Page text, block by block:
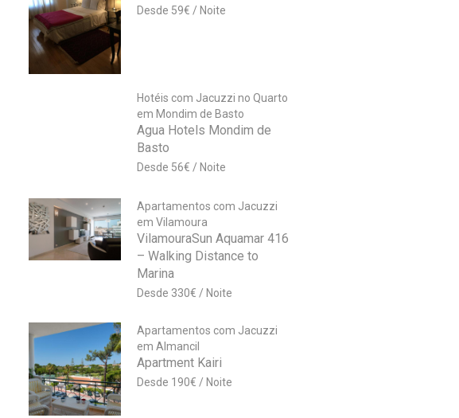
59€
Hotéis com Jacuzzi no Quarto
em Mondim de Basto
Agua Hotels Mondim de
Basto
56€
Apartamentos com Jacuzzi
em Vilamoura
VilamouraSun Aquamar 416
– Walking Distance to
Marina
330€
Apartamentos com Jacuzzi
em Almancil
Apartment Kairi
190€